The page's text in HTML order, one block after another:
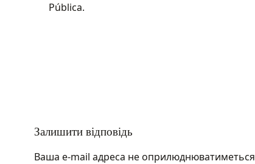
Pública.
Залишити відповідь
Ваша e-mail адреса не